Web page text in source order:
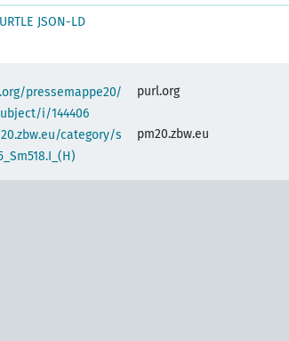
JSON-LD
pressemappe20/
i/144406
purl.org
category/s
pm20.zbw.eu